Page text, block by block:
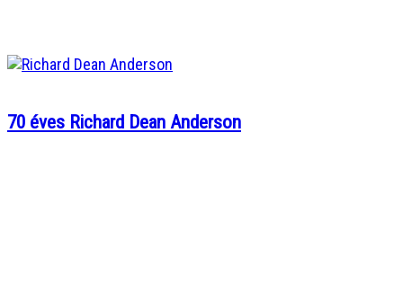
70 éves Richard Dean Anderson